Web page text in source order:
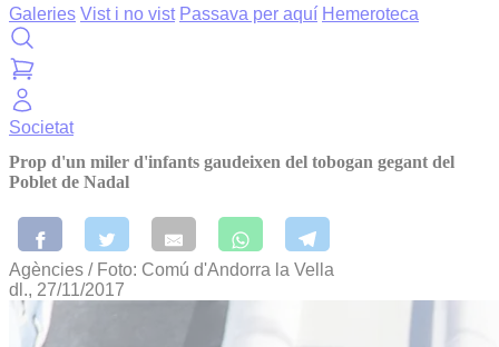
Galeries Vist i no vist Passava per aquí Hemeroteca
Societat
Prop d'un miler d'infants gaudeixen del tobogan gegant del
Poblet de Nadal
Agències / Foto: Comú d'Andorra la Vella
dl., 27/11/2017